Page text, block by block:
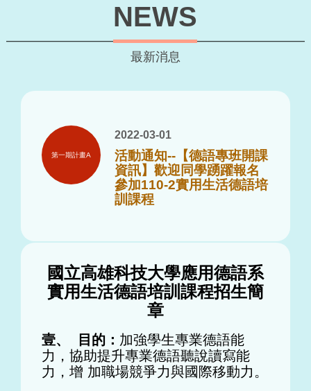
NEWS
最新消息
第一期計畫A
2022-03-01
活動通知--【德語專班開課
資訊】歡迎同學踴躍報名
參加110-2實用生活德語培
訓課程
國立高雄科技大學應用德語系
實用生活德語培訓課程招生簡
章
壹、 目的： 加強學生專業德語能
力，協助提升專業德語聽說讀寫能
力，增 加職場競爭力與國際移動力。